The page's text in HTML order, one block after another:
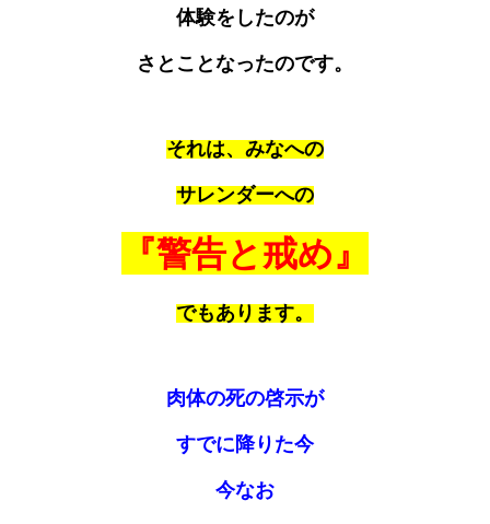
体験をしたのが
さとことなったのです。
それは、みなへの
サレンダーへの
『警告と戒め』
でもあります。
肉体の死の啓示が
すでに降りた今
今なお